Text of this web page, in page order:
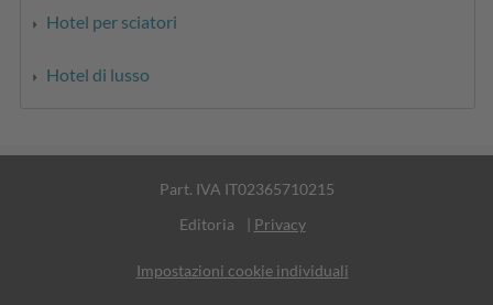
Hotel per sciatori
Hotel di lusso
Part. IVA IT02365710215
Editoria
| Privacy
Impostazioni cookie individuali